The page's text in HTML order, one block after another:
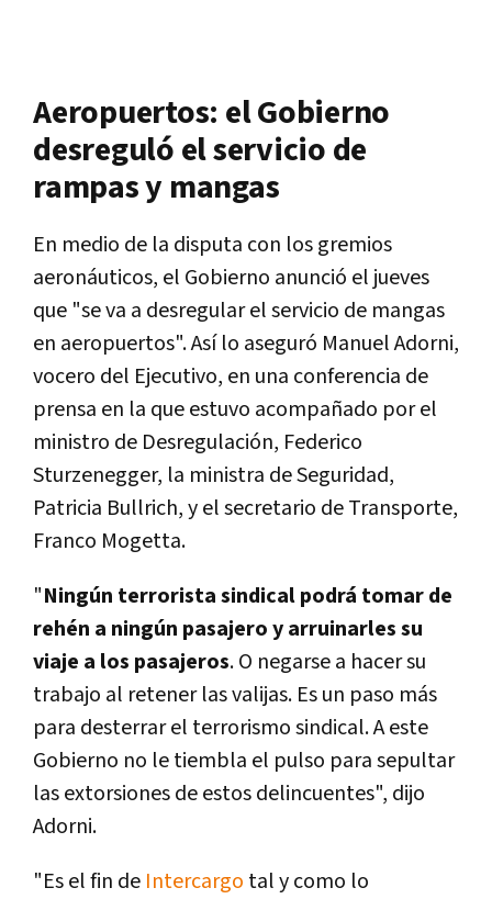
Aeropuertos: el Gobierno
desreguló el servicio de
rampas y mangas
En medio de la disputa con los gremios
aeronáuticos, el Gobierno anunció el jueves
que "se va a desregular el servicio de mangas
en aeropuertos". Así lo aseguró Manuel Adorni,
vocero del Ejecutivo, en una conferencia de
prensa en la que estuvo acompañado por el
ministro de Desregulación, Federico
Sturzenegger, la ministra de Seguridad,
Patricia Bullrich, y el secretario de Transporte,
Franco Mogetta.
"Ningún terrorista sindical podrá tomar de
rehén a ningún pasajero y arruinarles su
viaje a los pasajeros. O negarse a hacer su
trabajo al retener las valijas. Es un paso más
para desterrar el terrorismo sindical. A este
Gobierno no le tiembla el pulso para sepultar
las extorsiones de estos delincuentes", dijo
Adorni.
"Es el fin de Intercargo tal y como lo